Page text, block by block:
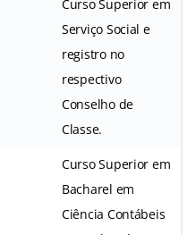
Curso Superior em
Serviço Social e
registro no
respectivo
Conselho de
Classe.
Curso Superior em
Bacharel em
Ciência Contábeis